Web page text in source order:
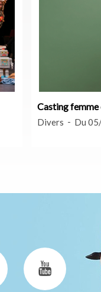
Casting
Divers Du